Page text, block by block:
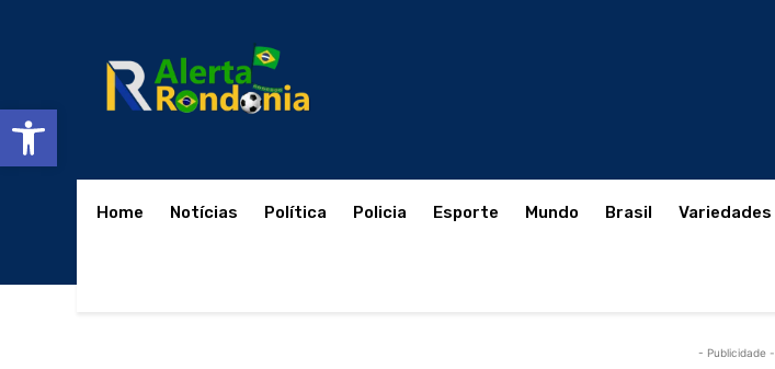
Abrir a barra de ferramentas
Home Notícias Política Policia Esporte Mundo Brasil Variedades
- Publicidade -